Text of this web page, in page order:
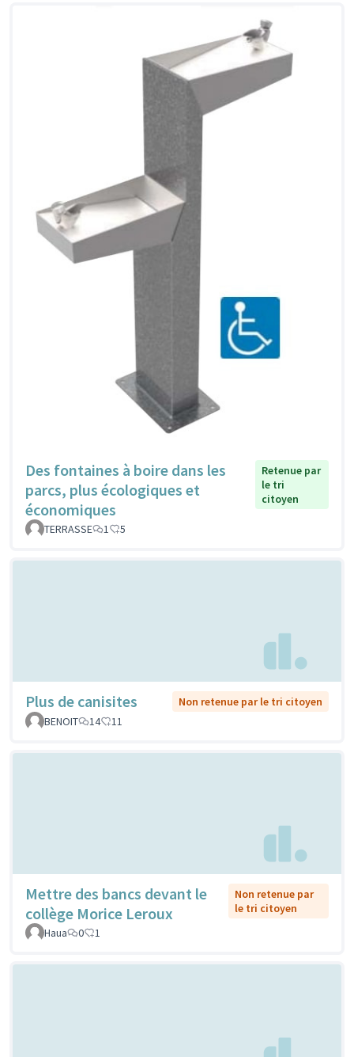
Des fontaines à boire dans les
parcs, plus écologiques et
économiques
Retenue par
le tri
citoyen
TERRASSE 1 5
Plus de canisites
Non retenue par le tri citoyen
BENOIT
14 11
Mettre des bancs devant le
collège Morice Leroux
Non retenue par
le tri citoyen
Haua
0 1